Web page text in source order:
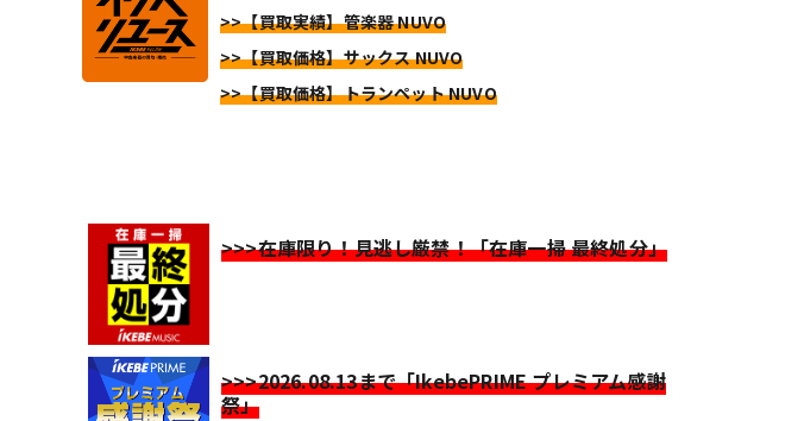
>>【買取実績】管楽器 NUVO
>>【買取価格】サックス NUVO
>>【買取価格】トランペット NUVO
>>>在庫限り！見逃し厳禁！「在庫一掃 最終処分」
>>>2026.08.13まで「IkebePRIME プレミアム感謝
祭」